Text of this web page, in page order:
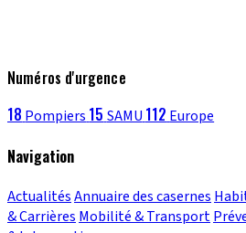
Numéros d'urgence
18 Pompiers 15 SAMU 112 Europe
Navigation
ActualitésAnnuaire des casernes
& Carrières Mobilité & Transport